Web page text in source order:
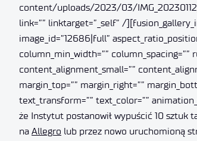
content/uploads/2023/03/
link=”” linktarget=”_self” /
image_id=”12686|full”
column_min_width=”” column_spacing=””
content_alignment_small=””
margin_top=”” margin_right=””
text_transform=”” text_color=””
że Instytut postanowił wypuścić 10 sztuk
na Allegro lub przez nowo uruchomioną